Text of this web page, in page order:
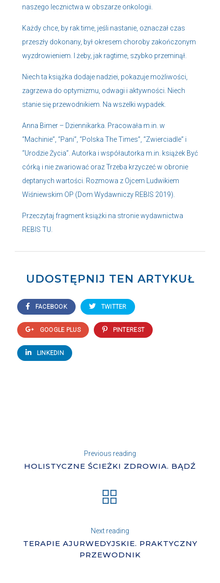
naszego lecznictwa w obszarze onkologii.
Każdy chce, by rak time, jeśli nastanie, oznaczał czas
przeszły dokonany, był okresem choroby zakończonym
wyzdrowieniem. I żeby, jak ragtime, szybko przeminął.
Niech ta książka dodaje nadziei, pokazuje możliwości,
zagrzewa do optymizmu, odwagi i aktywności. Niech
stanie się przewodnikiem. Na wszelki wypadek.
Anna Bimer – Dziennikarka. Pracowała m.in. w
“Machinie”, “Pani”, “Polska The Times”, “Zwierciadle” i
“Urodzie Życia”. Autorka i współautorka m.in. książek Być
córką i nie zwariować oraz Trzeba krzyczeć w obronie
deptanych wartości. Rozmowa z Ojcem Ludwikiem
Wiśniewskim OP (Dom Wydawniczy REBIS 2019).
Przeczytaj fragment książki na stronie wydawnictwa
REBIS TU
UDOSTĘPNIJ TEN ARTYKUŁ
FACEBOOK TWITTER
GOOGLE PLUS PINTEREST
LINKEDIN
Previous reading
HOLISTYCZNE ŚCIEŻKI ZDROWIA. BĄDŹ
Next reading
TERAPIE AJURWEDYJSKIE. PRAKTYCZNY
PRZEWODNIK